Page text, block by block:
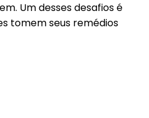
Um desses desafios é
tomem seus remédios